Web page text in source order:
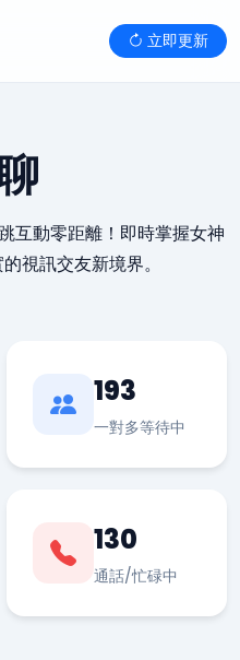
立即更新
互動零距離！即時掌握女神
視訊交友新境界。
193
一對多等待中
130
通話/忙碌中